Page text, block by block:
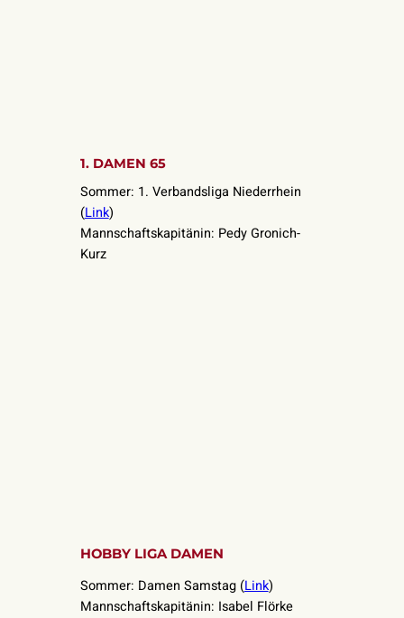
1. DAMEN 65
Sommer: 1. Verbandsliga Niederrhein
(Link)
Mannschaftskapitänin: Pedy Gronich-
Kurz
HOBBY LIGA DAMEN
Sommer: Damen Samstag (Link)
Mannschaftskapitänin: Isabel Flörke